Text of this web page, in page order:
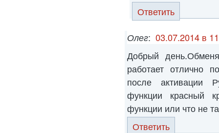
Ответить
Олег: 03.07.2014 в
Добрый
работает отлично
после активации
функции красный
функции или что не
Ответить